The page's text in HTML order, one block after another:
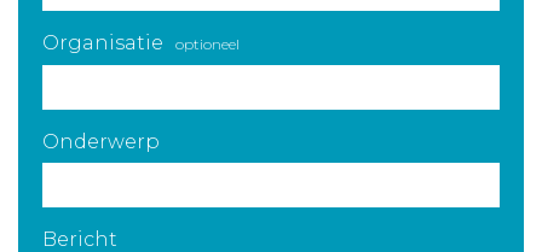
Organisatie optioneel
Onderwerp
Bericht